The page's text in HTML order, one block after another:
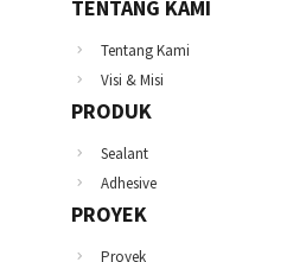
TENTANG KAMI
Tentang Kami
Visi & Misi
PRODUK
Sealant
Adhesive
PROYEK
Proyek